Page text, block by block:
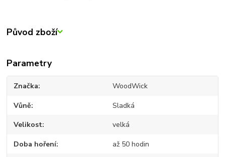
Původ zboží
Parametry
Značka WoodWick
Vůně Sladká
Velikost velká
Doba hoření až 50 hodin